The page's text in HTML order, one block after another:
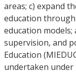
areas; c) expand
education
education
supervision, and
Education
undertaken under